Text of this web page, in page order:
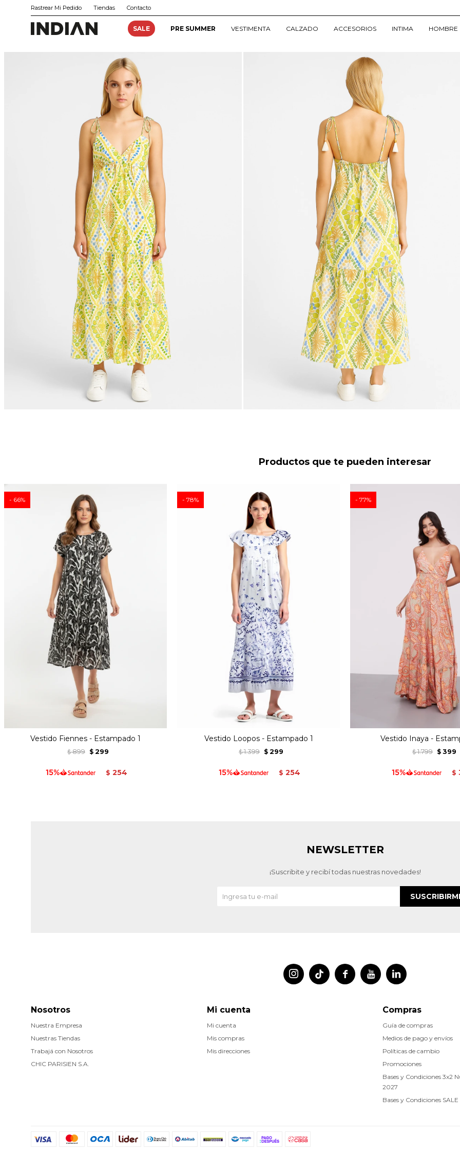
SALE PRE SUMMER VESTIMENTA CALZADO ACCESORIOS INTIMA HOMBRE
Rastrear Mi Pedido Tiendas Contacto
Productos que te pueden interesar
66
Vestido Fiennes - Estampado 1
$ 899 $ 299
$ 254
78
Vestido Loopos - Estampado 1
$ 1.399 $ 299
$ 254
77
Vestido Inaya -
$ 1.799 $ 399
$
 
 
Nosotros
Nuestra Empresa
Nuestras Tiendas
Trabajá con Nosotros
CHIC PARISIEN S.A.
Compras
Guía de compras
Medios de pago y envíos
Políticas de cambio
Promociones
Bases y Condiciones 3x2
2027
Bases y Condiciones SALE
Mi cuenta
Mi cuenta
Mis compras
Mis direcciones
NEWSLETTER
¡Suscribite y recibí todas nuestras novedades!